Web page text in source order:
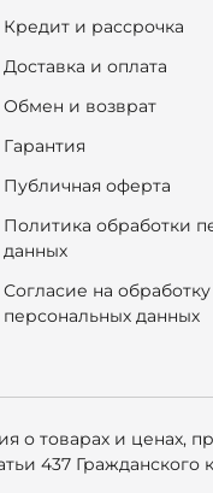
Кредит и рассрочка
Доставка и оплата
Обмен и возврат
Гарантия
Публичная оферта
Политика обработки
данных
Согласие на обработку
персональных данных
товарах и ценах,
437 Гражданского